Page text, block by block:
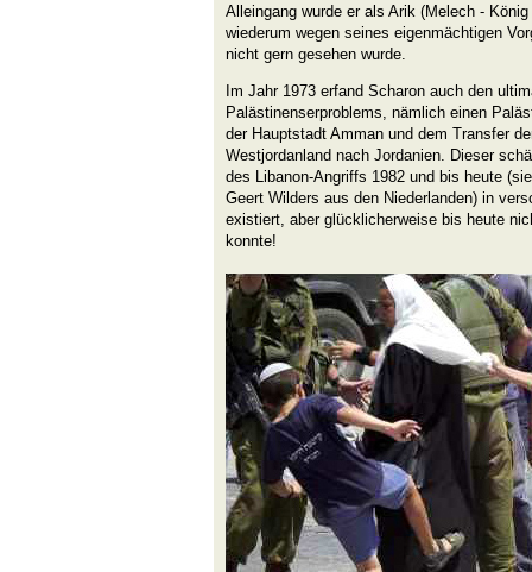
Alleingang wurde er als Arik (Melech -
wiederum wegen seines eigenmächtigen
nicht gern gesehen wurde.
Im Jahr 1973 erfand Scharon auch den
Palästinenserproblems, nämlich einen
der Hauptstadt Amman und dem Transfer
Westjordanland nach Jordanien. Dieser
des Libanon-Angriffs 1982 und bis heute
Geert Wilders aus den Niederlanden) in
existiert, aber glücklicherweise bis heute
konnte!